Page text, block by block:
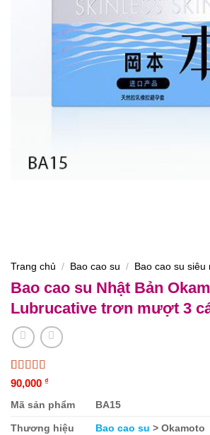
Trang chủ / Bao cao su / Bao cao su siêu
Bao cao su Nhật Bản
Lubrucative trơn mượt 3
5.00trên 5
1
đánh giá
90,000 ₫
Mã sản phẩm BA15
Thương hiệu Bao cao su > Okamoto